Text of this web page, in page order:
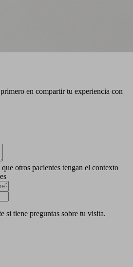
en compartir tu experiencia con
otros pacientes tengan el contexto
si tiene preguntas sobre tu visita.